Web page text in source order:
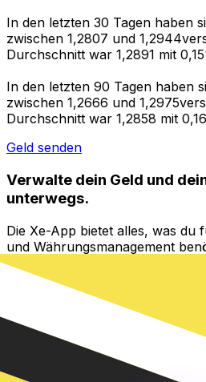
In den letzten 30 Tagen haben
zwischen 1,2807 und
Durchschnitt war 1,2891 mit
In den letzten 90 Tagen haben
zwischen 1,2666 und
Durchschnitt war 1,2858 mit
Geld senden
Verwalte dein Geld und
unterwegs.
Die Xe-App bietet alles, was du
und Währungsmanagement
umrechnen,
Geld ins Ausland überweisen,
Gebühren. Heute herunterladen!